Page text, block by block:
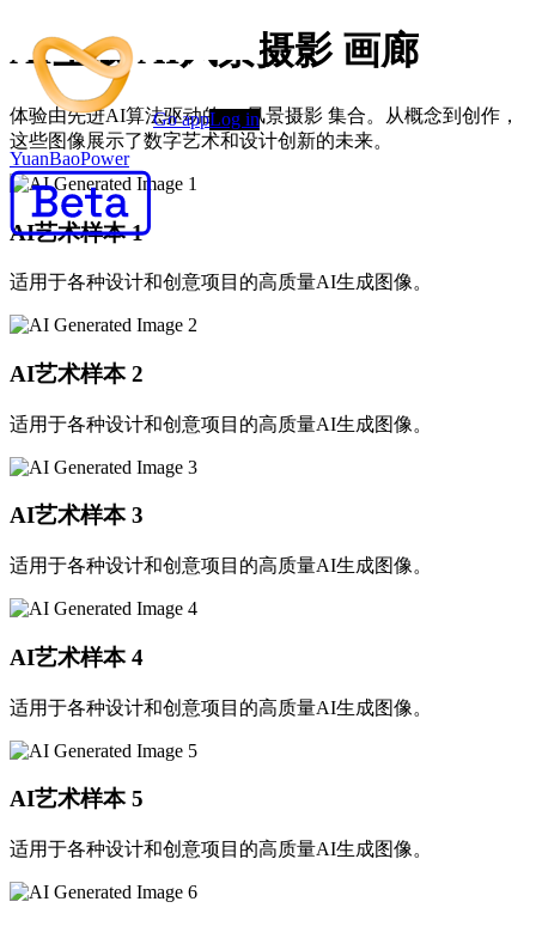
YuanBaoPower
Go appLog in
AI生成 AI风景摄影 画廊
体验由先进AI算法驱动的 AI风景摄影 集合。从概念到创作，
这些图像展示了数字艺术和设计创新的未来。
AI艺术样本 1
适用于各种设计和创意项目的高质量AI生成图像。
AI艺术样本 2
适用于各种设计和创意项目的高质量AI生成图像。
AI艺术样本 3
适用于各种设计和创意项目的高质量AI生成图像。
AI艺术样本 4
适用于各种设计和创意项目的高质量AI生成图像。
AI艺术样本 5
适用于各种设计和创意项目的高质量AI生成图像。